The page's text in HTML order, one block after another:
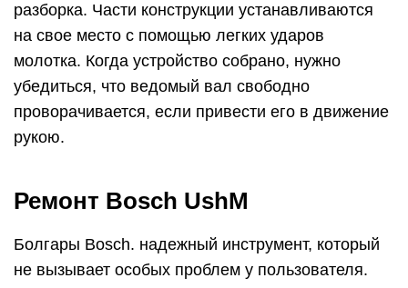
разборка. Части конструкции устанавливаются
на свое место с помощью легких ударов
молотка. Когда устройство собрано, нужно
убедиться, что ведомый вал свободно
проворачивается, если привести его в движение
рукою.
Ремонт Bosch UshM
Болгары Bosch. надежный инструмент, который
не вызывает особых проблем у пользователя.